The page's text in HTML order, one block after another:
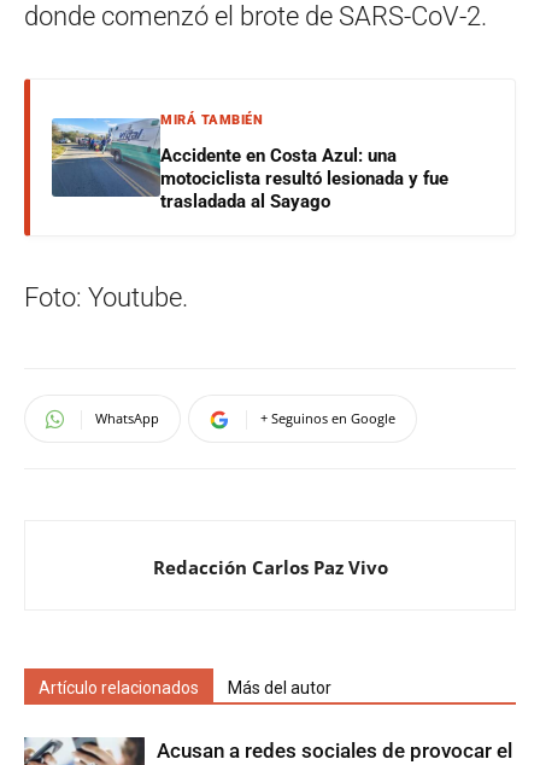
donde comenzó el brote de SARS-CoV-2.
MIRÁ TAMBIÉN
Accidente en Costa Azul: una
motociclista resultó lesionada y fue
trasladada al Sayago
Foto: Youtube.
WhatsApp + Seguinos en Google
Redacción Carlos Paz Vivo
Artículo relacionados Más del autor
Acusan a redes sociales de provocar el